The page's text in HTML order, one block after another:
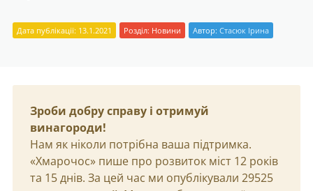
Дата публікації: 13.1.2021 Розділ: Новини Автор: Стасюк Ірина
Зроби добру справу і отримуй
винагороди!
Нам як ніколи потрібна ваша підтримка.
«Хмарочос» пише про розвиток міст 12 років
та 15 днів. За цей час ми опублікували 29525